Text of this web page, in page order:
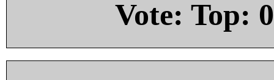
Vote: Top: 0